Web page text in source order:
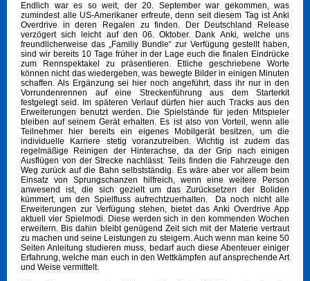
Endlich war es so weit, der 20. September war gekommen, was
zumindest alle US-Amerikaner erfreute, denn seit diesem Tag ist Anki
Overdrive in deren Regalen zu finden. Der Deutschland Release
verzögert sich leicht auf den 06. Oktober. Dank Anki, welche uns
freundlicherweise das „Familiy Bundle“ zur Verfügung gestellt haben,
sind wir bereits 10 Tage früher in der Lage euch die finalen Eindrücke
zum Rennspektakel zu präsentieren. Etliche geschriebene Worte
können nicht das wiedergeben, was bewegte Bilder in einigen Minuten
schaffen. Als Ergänzung sei hier noch angeführt, dass ihr nur in den
Vorrundenrennen auf eine Streckenführung aus dem Starterkit
festgelegt seid. Im späteren Verlauf dürfen hier auch Tracks aus den
Erweiterungen benutzt werden. Die Spielstände für jeden Mitspieler
bleiben auf seinem Gerät erhalten. Es ist also von Vorteil, wenn alle
Teilnehmer hier bereits ein eigenes Mobilgerät besitzen, um die
individuelle Karriere stetig voranzutreiben. Wichtig ist zudem das
regelmäßige Reinigen der Hinterachse, da der Grip nach einigen
Ausflügen von der Strecke nachlässt. Teils finden die Fahrzeuge den
Weg zurück auf die Bahn selbstständig. Es wäre aber vor allem beim
Einsatz von Sprungschanzen hilfreich, wenn eine weitere Person
anwesend ist, die sich gezielt um das Zurücksetzen der Boliden
kümmert, um den Spielfluss aufrechtzuerhalten. Da noch nicht alle
Erweiterungen zur Verfügung stehen, bietet das Anki Overdrive App
aktuell vier Spielmodi. Diese werden sich in den kommenden Wochen
erweitern. Bis dahin bleibt genügend Zeit sich mit der Materie vertraut
zu machen und seine Leistungen zu steigern. Auch wenn man keine 50
Seiten Anleitung studieren muss, bedarf auch diese Abenteuer einiger
Erfahrung, welche man euch in den Wettkämpfen auf ansprechende Art
und Weise vermittelt.